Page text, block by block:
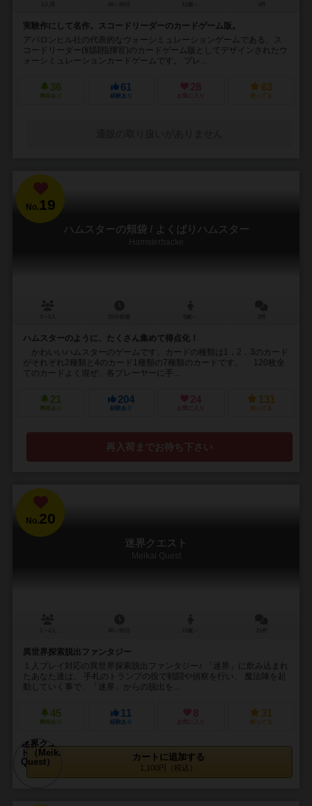
実験作にして名作。スコードリーダーのカードゲーム版。
アバロンヒル社の代表的なウォーシミュレーションゲームである、ス
コードリーダー(戦闘指揮官)のカードゲーム版としてデザインされたウ
ォーシミュレーションカードゲームです。 プレ...
36
興味あり
61
経験あり
28
お気に入り
63
持ってる
No.19
ハムスターの頬袋 / よくばりハムスター
Hamsterbacke
ハムスターのように、たくさん集めて得点化！
かわいいハムスターのゲームです。カードの種類は1，2，3のカード
がそれぞれ2種類と4のカード1種類の7種類のカードです。 120枚全
てのカードよく混ぜ、各プレーヤーに手...
21
興味あり
204
経験あり
24
お気に入り
131
持ってる
再入荷までお待ち下さい
No.20
迷界クエスト
Meikai Quest
異世界探索脱出ファンタジー
１人プレイ対応の異世界探索脱出ファンタジー♪ 「迷界」に飲み込まれ
たあなた達は、 手札のトランプの役で戦闘や偵察を行い、 魔法陣を起
動していく事で、「迷界」からの脱出を...
45
興味あり
11
経験あり
8
お気に入り
31
持ってる
カートに追加する
1,100円（税込）